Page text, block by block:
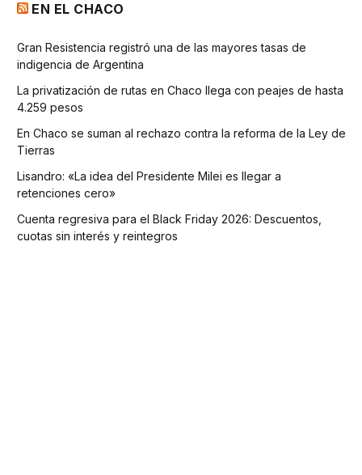
EN EL CHACO
Gran Resistencia registró una de las mayores tasas de
indigencia de Argentina
La privatización de rutas en Chaco llega con peajes de hasta
4.259 pesos
En Chaco se suman al rechazo contra la reforma de la Ley de
Tierras
Lisandro: «La idea del Presidente Milei es llegar a
retenciones cero»
Cuenta regresiva para el Black Friday 2026: Descuentos,
cuotas sin interés y reintegros